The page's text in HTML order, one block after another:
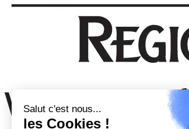
Salut c'est nous...
les Cookies !